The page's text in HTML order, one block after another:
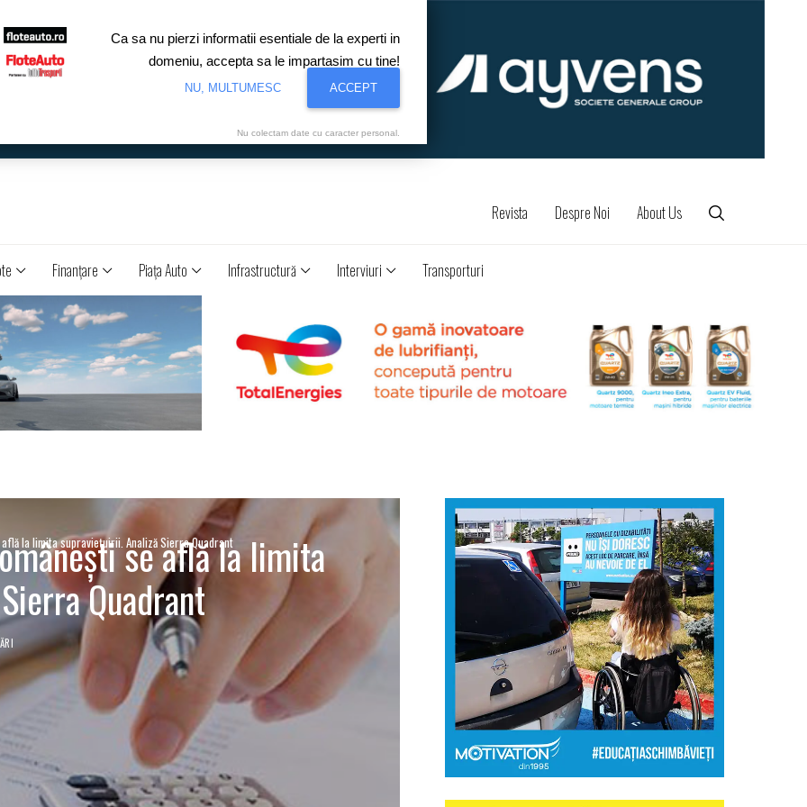
Revista Despre Noi About Us
Finanţare Piaţa Auto Infrastructură Interviuri Transporturi
la limita supravieţuirii. Analiză Sierra Quadrant
se află la limita
Quadrant
Ca sa nu pierzi informatii esentiale de la experti in
domeniu, accepta sa le impartasim cu tine!
NU, MULTUMESC ACCEPT
Nu colectam date cu caracter personal.